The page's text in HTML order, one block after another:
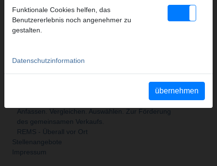
Überblick
REMS – Fortschritt ist unser Antrieb
Die hochmoderne Produktion – Garant für die
REMS – for professionals. Exzellenter Service.
REMS – Marktstärke durch konsequente Produkt-
Anfassen. Vergleichen. Auswählen. Zur Förderung
des gemeinsamen Verkaufs.
REMS - Überall vor Ort
Stellenangebote
Impressum
Funktionale Cookies helfen, das
Benutzererlebnis noch angenehmer zu
gestalten.
Datenschutzinformation
übernehmen